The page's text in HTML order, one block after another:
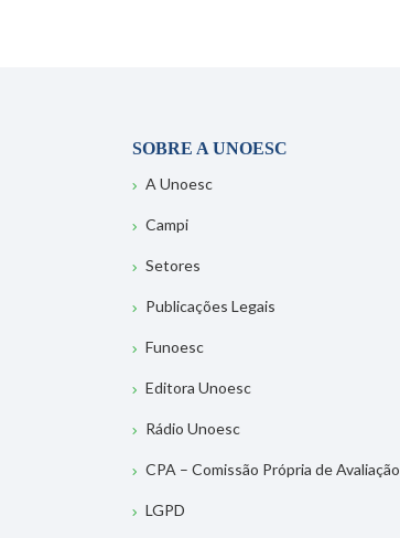
SOBRE A UNOESC
A Unoesc
Campi
Setores
Publicações Legais
Funoesc
Editora Unoesc
Rádio Unoesc
CPA – Comissão Própria de Avaliação
LGPD